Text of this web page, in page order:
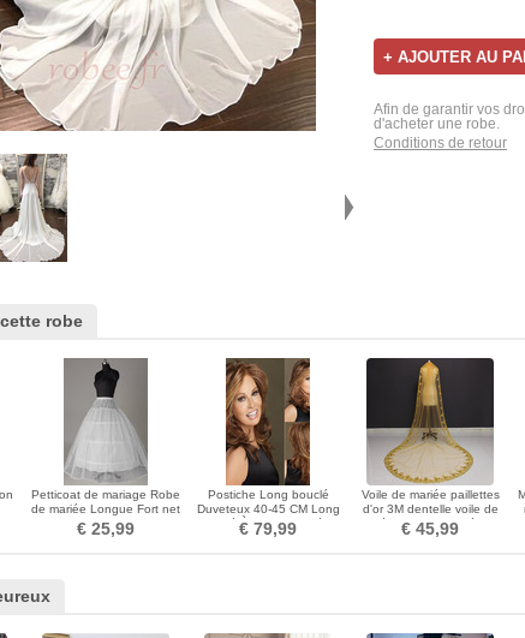
Afin de garantir vos
d'acheter une robe.
Conditions de retour
robe
Petticoat de mariage Robe
de mariée Longue Fort net
Taille elastique
€ 25,99
Postiche Long bouclé
Duveteux 40-45 CM Long
bouclé À la fois incliné et
propre
€ 79,99
Voile de mariée paillettes
d'or 3M dentelle voile de
mariée paillette cathédrale
€ 45,99